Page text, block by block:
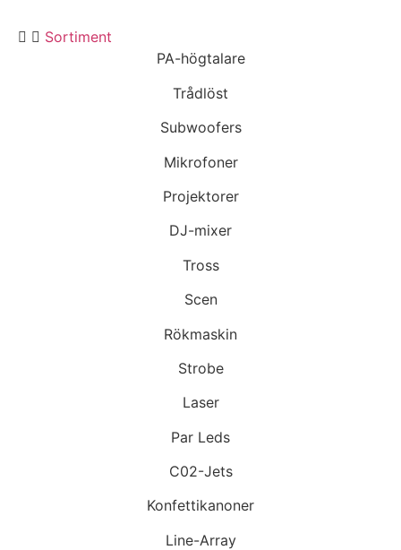
Sortiment
PA-högtalare
Trådlöst
Subwoofers
Mikrofoner
Projektorer
DJ-mixer
Tross
Scen
Rökmaskin
Strobe
Laser
Par Leds
C02-Jets
Konfettikanoner
Line-Array